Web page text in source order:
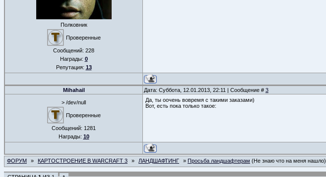
Полковник
Проверенные
Сообщений: 228
Награды: 0
Репутация: 13
Mihahail Дата: Суббота, 12.01.2013, 22:11 | Сообщение # 3
> /dev/null
Проверенные
Сообщений: 1281
Награды: 10
Да, ты оочень вовремя с такими заказами)
Вот, есть пока только такое:
ФОРУМ » КАРТОСТРОЕНИЕ В WARCRAFT 3 » ЛАНДШАФТИНГ » Просьба ландшафтерам (Не знаю что на меня нашло)